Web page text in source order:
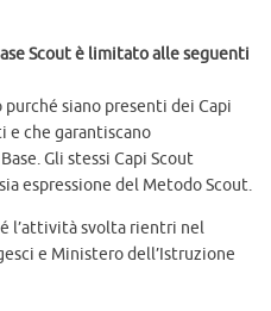
Scout è limitato alle seguenti
siano presenti dei Capi
e che garantiscano
Gli stessi Capi Scout
espressione del Metodo Scout.
l’attività svolta rientri nel
e Ministero dell’Istruzione